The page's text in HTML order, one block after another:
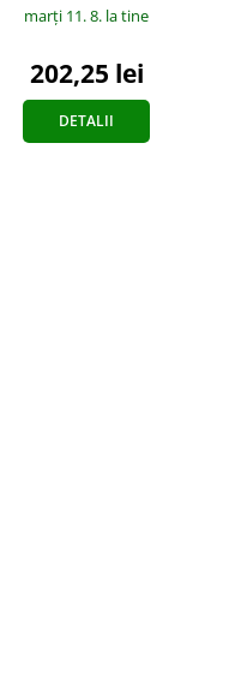
marți 11. 8. la tine
202,25 lei
DETALII